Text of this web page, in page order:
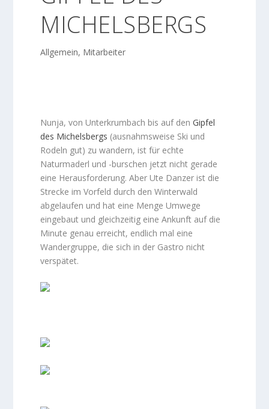
MICHELSBERGS
Allgemein, Mitarbeiter
Nunja, von Unterkrumbach bis auf denGipfel
des Michelsbergs (ausnahmsweise Ski und
Rodeln gut) zu wandern, ist für echte
Naturmaderl und -burschen jetzt nicht gerade
eine Herausforderung. Aber Ute Danzer ist die
Strecke im Vorfeld durch den Winterwald
abgelaufen und hat eine Menge Umwege
eingebaut und gleichzeitig eine Ankunft auf die
Minute genau erreicht, endlich mal eine
Wandergruppe, die sich in der Gastro nicht
verspätet.